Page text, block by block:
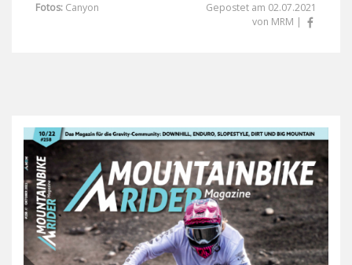
Fotos: Canyon
Gepostet am 02.07.2021
von MRM |